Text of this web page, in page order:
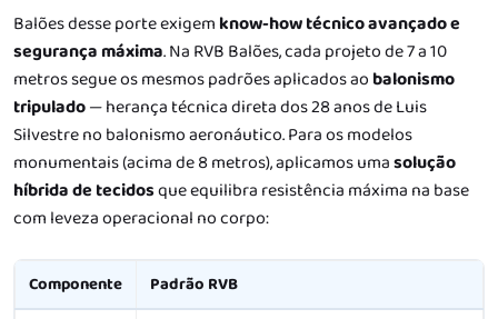
Balões desse porte exigem know-how técnico avançado e
segurança máxima. Na RVB Balões, cada projeto de 7 a 10
metros segue os mesmos padrões aplicados ao balonismo
tripulado— herança técnica direta dos 28 anos de Luis
Silvestre no balonismo aeronáutico. Para os modelos
monumentais (acima de 8 metros), aplicamos umasolução
híbrida de tecidosque equilibra resistência máxima na base
com leveza operacional no corpo:
Componente
Padrão RVB